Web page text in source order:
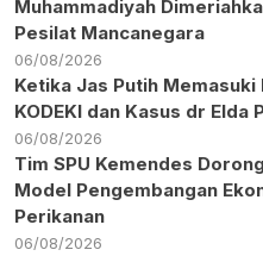
Muhammadiyah
Pesilat Mancanegara
06/08/2026
Ketika Jas Putih
KODEKI dan Kasus dr Elda
06/08/2026
Tim SPU Kemendes
Model Pengembangan
Perikanan
06/08/2026